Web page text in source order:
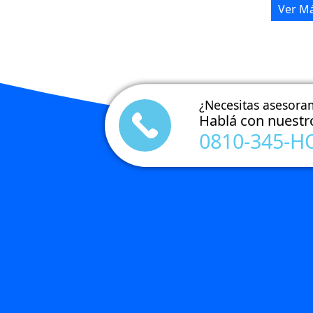
antes de empezar a cargarse, por lo que tu
computadora realiza cientos de consultas
de nombres de dominio (DNS) gratuito
ofrecido por Google que puede ser usado
como alternativa tu servidor DNS actual.
A continuación detallamos los
Ver
¿Necesitas
Hablá con
0810-345-